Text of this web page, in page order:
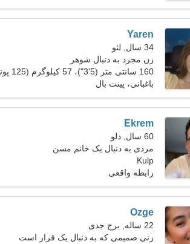
Yaren
34 سال, لئو
زن مجرد به دنبال شوهر
160 سانتی متر (5'3")، 57 کیلوگرم (125 پوند)
باغبانی، پینت بال
Ekrem
60 سال, دلو
مردی به دنبال یک خانم مسن
Kulp
رابطه واقعی
Ozge
22 ساله, برج جدی
زنی صمیمی که به دنبال یک قرار است